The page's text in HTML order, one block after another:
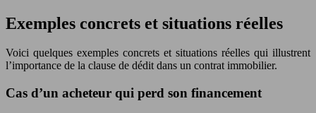
Exemples concrets et situations réelles
Voici quelques exemples concrets et situations réelles qui illustrent
l’importance de la clause de dédit dans un contrat immobilier.
Cas d’un acheteur qui perd son financement